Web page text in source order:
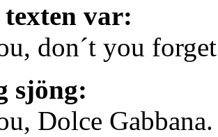
var:
don´t you
sjöng:
Dolce Gabbana.